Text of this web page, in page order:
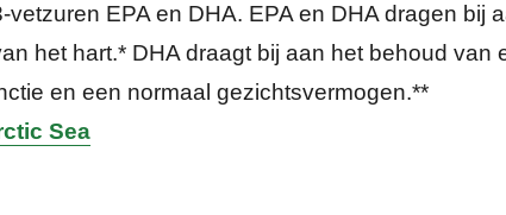
vetzuren EPA en DHA. EPA en DHA dragen bij
het hart.* DHA draagt bij aan het behoud van
en een normaal gezichtsvermogen.**
Sea